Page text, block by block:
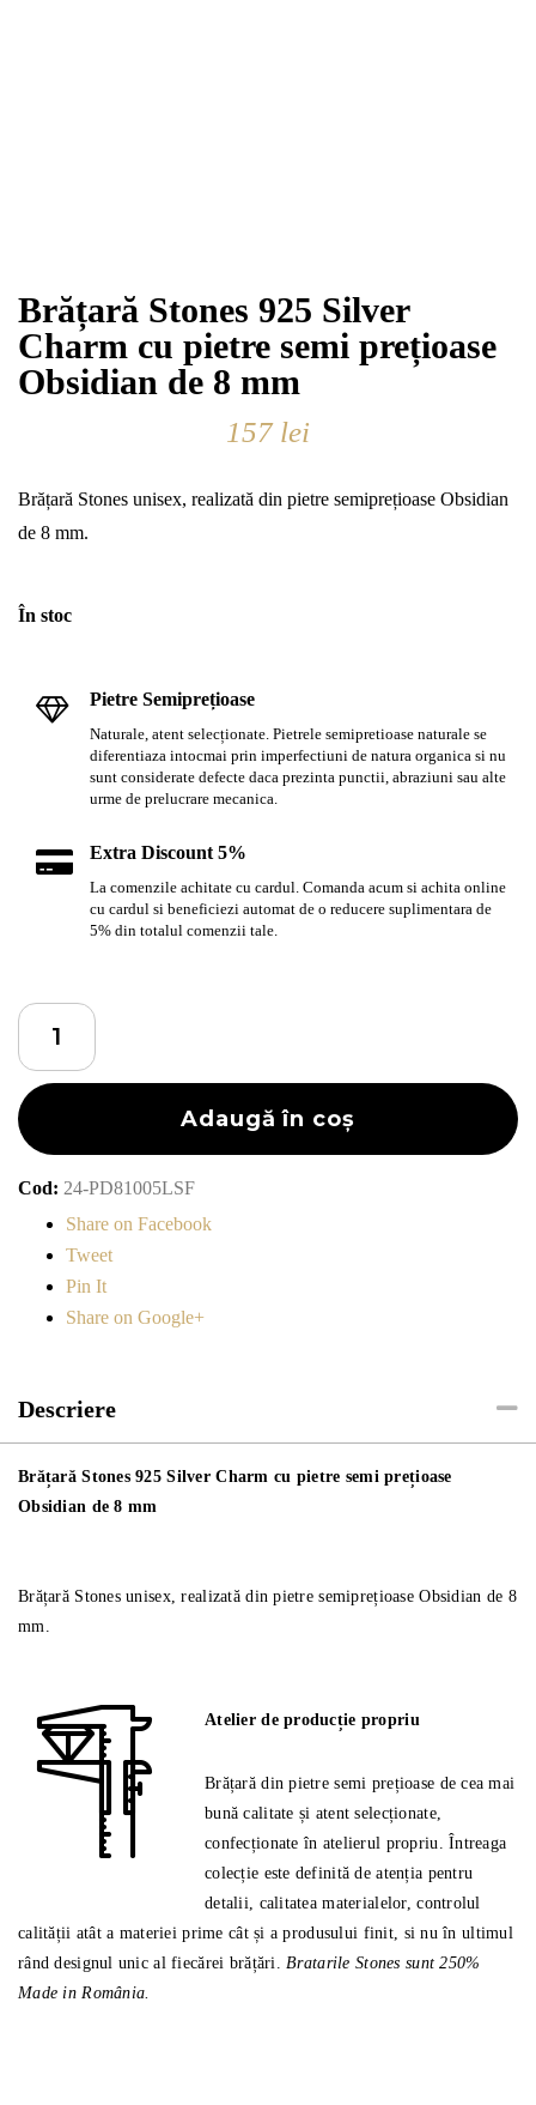
Brățară Stones 925 Silver
Charm cu pietre semi prețioase
Obsidian de 8 mm
157 lei
Brățară Stones unisex, realizată din pietre semiprețioase Obsidian
de 8 mm.
În stoc
Pietre Semiprețioase
Naturale, atent selecționate. Pietrele semipretioase naturale se
diferentiaza intocmai prin imperfectiuni de natura organica si nu
sunt considerate defecte daca prezinta punctii, abraziuni sau alte
urme de prelucrare mecanica.
Extra Discount 5%
La comenzile achitate cu cardul. Comanda acum si achita online
cu cardul si beneficiezi automat de o reducere suplimentara de
5% din totalul comenzii tale.
Cantitate
Brățară
Stones
925
Silver
pietre
semi
prețioase
Obsidian
mm
Adaugă în coș
Cod: 24-PD81005LSF
Share on Facebook
Tweet
Pin It
Share on Google+
Descriere
Brățară Stones 925 Silver Charm cu pietre semi prețioase
Obsidian de 8 mm
Brățară Stones unisex, realizată din pietre semiprețioase Obsidian de 8
mm.
Atelier de producție propriu
Brățară din pietre semi prețioase de cea mai
bună calitate și atent selecționate,
confecționate în atelierul propriu. Întreaga
colecție este definită de atenția pentru
detalii, calitatea materialelor, controlul
calității atât a materiei prime cât și a produsului finit, si nu în ultimul
rând designul unic al fiecărei brățări.Bratarile Stones sunt 250%
Made in România.